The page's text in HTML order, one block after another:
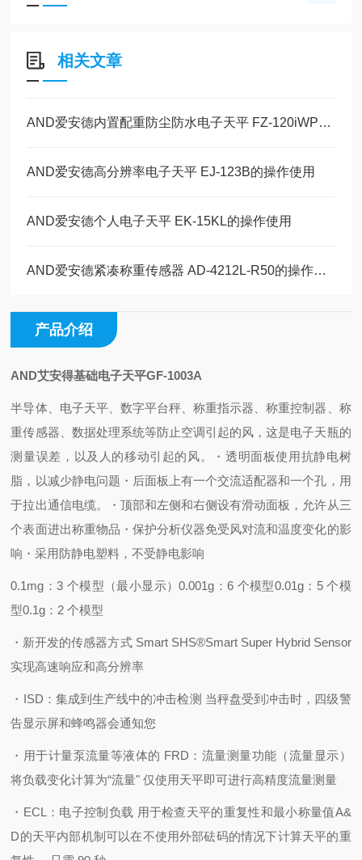
相关文章
AND爱安德内置配重防尘防水电子天平 FZ-120iWP的操作使用
AND爱安德高分辨率电子天平 EJ-123B的操作使用
AND爱安德个人电子天平 EK-15KL的操作使用
AND爱安德紧凑称重传感器 AD-4212L-R50的操作使用
产品介绍
AND艾安得基础电子天平GF-1003A
半导体、电子天平、数字平台秤、称重指示器、称重控制器、称
重传感器、数据处理系统等 防止空调引起的风，这是电子天瓶的
测量误差，以及人的移动引起的风。
・透明面板使用抗静电树
脂，以减少静电问题 ・后面板上有一个交流适配器和一个孔，用
于拉出通信电缆。
・顶部和左侧和右侧设有滑动面板，允许从三
个表面进出称重物品 ・保护分析仪器免受风对流和温度变化的影
响 ・采用防静电塑料，不受静电影响
0.1mg：3 个模型（最小显示）0.001g：6 个模型0.01g：5 个模
型0.1g：2 个模型
・新开发的传感器方式 Smart SHS®Smart Super Hybrid Sensor
实现高速响应和高分辨率
・ ISD：集成到生产线中的冲击检测 当秤盘受到冲击时 ，四级警
告显示屏和蜂鸣器会通知您
・用于计量泵流量等液体的 FRD：流量测量功能（流量显示）
将负载变化计算为“流量" 仅使用天平即可进行高精度流量测量
・ ECL：电子控制负载 用于检查天平的重复性和最小称量值A&
D的天平内部机制可以在不使用外部砝码的情况下计算天平的重